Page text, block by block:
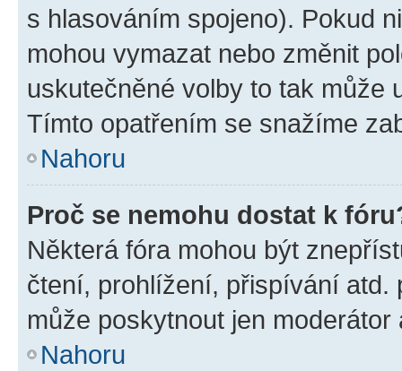
s hlasováním spojeno). Pokud
mohou vymazat nebo změnit
uskutečněné volby to tak může
Tímto opatřením se snažíme
Nahoru
Proč se nemohu dostat k
Některá fóra mohou být
čtení, prohlížení, přispívání atd.
může poskytnout jen
Nahoru